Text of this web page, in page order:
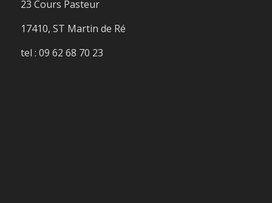
23 Cours Pasteur
17410, ST Martin de Ré
tel : 09 62 68 70 23